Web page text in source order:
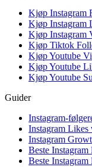
Kjøp Instagram
Kjøp Instagram
Kjøp Instagram
Kjøp Tiktok
Kjøp Youtube
Kjøp Youtube
Kjøp Youtube
Guider
Instagram-
Instagram Likes
Instagram
Beste
Beste